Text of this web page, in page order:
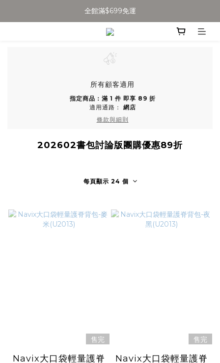
全館滿$699免運
全館滿$699免運
加入會員得$100購物金👉
全館滿$699免運
所有顧客適用
指定商品：滿 1 件 即享 89 折
適用通路： 網店
條款與細則
202602書包討論版團購優惠89折
每頁顯示 24 個
售完
Navix大口袋輕量護脊
售完
Navix大口袋輕量護脊